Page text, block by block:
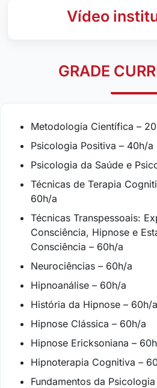
Vídeo
GRADE
Metodologia Científica –
Psicologia Positiva – 40h/a
Psicologia da Saúde e
Técnicas de Terapia
60h/a
Técnicas Transpessoais:
Consciência, Hipnose e
Consciência – 60h/a
Neurociências – 60h/a
Hipnoanálise – 60h/a
História da Hipnose – 60h/a
Hipnose Clássica – 60h/a
Hipnose Ericksoniana –
Hipnoterapia Cognitiva –
Fundamentos da